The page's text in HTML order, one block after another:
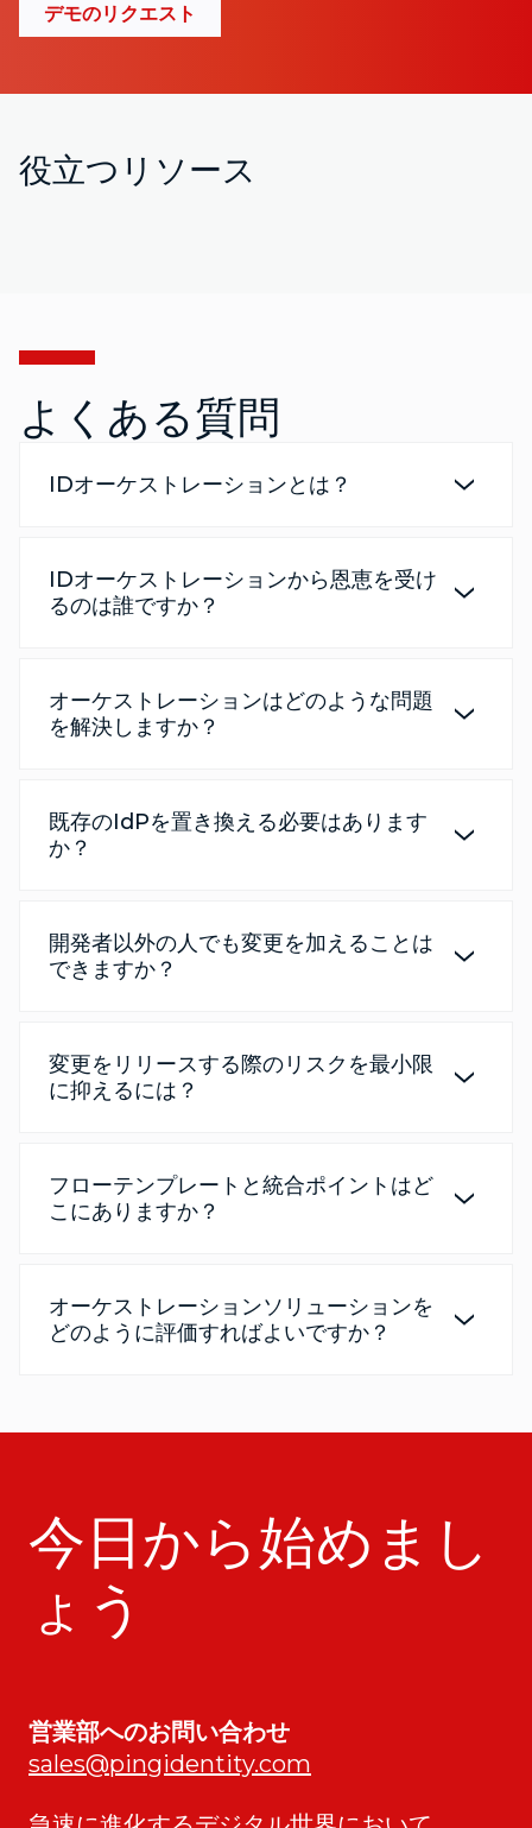
デモのリクエスト
役立つリソース
よくある質問
IDオーケストレーションとは？
IDオーケストレーションから恩恵を受け
るのは誰ですか？
オーケストレーションはどのような問題
を解決しますか？
既存のIdPを置き換える必要はあります
か？
開発者以外の人でも変更を加えることは
できますか？
変更をリリースする際のリスクを最小限
に抑えるには？
フローテンプレートと統合ポイントはど
こにありますか？
オーケストレーションソリューションを
どのように評価すればよいですか？
今日から始めまし
ょう
営業部へのお問い合わせ
sales@pingidentity.com